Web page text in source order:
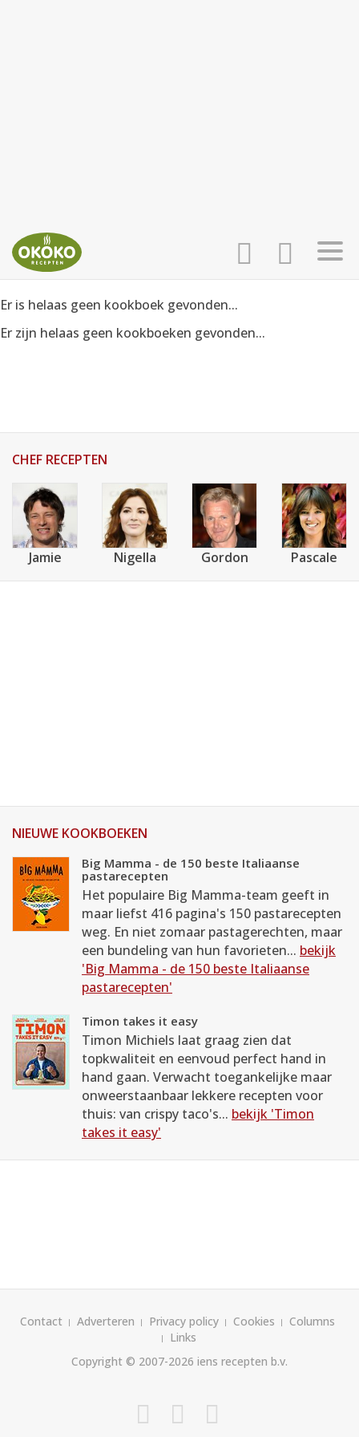
INLOGGEN
HOME
WEEKMENU'S
KOOKBOEKEN
Er is helaas geen kookboek gevonden...
Er zijn helaas geen kookboeken gevonden...
CHEF RECEPTEN
Jamie Nigella Gordon Pascale
NIEUWE KOOKBOEKEN
Big Mamma - de 150 beste Italiaanse
pastarecepten
Het populaire Big Mamma-team geeft in
maar liefst 416 pagina's 150 pastarecepten
weg. En niet zomaar pastagerechten, maar
een bundeling van hun favorieten... bekijk
'Big Mamma - de 150 beste Italiaanse
pastarecepten'
Timon takes it easy
Timon Michiels laat graag zien dat
topkwaliteit en eenvoud perfect hand in
hand gaan. Verwacht toegankelijke maar
onweerstaanbaar lekkere recepten voor
thuis: van crispy taco's... bekijk 'Timon
takes it easy'
Contact Adverteren Privacy policy Cookies
Columns
Links
Copyright © 2007-2026 iens recepten b.v.